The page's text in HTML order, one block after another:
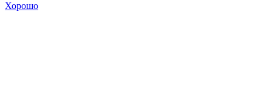
Хорошо